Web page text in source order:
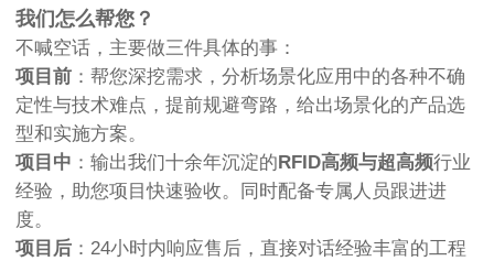
我们怎么帮您？
不喊空话，主要做三件具体的事：
项目前 ：帮您深挖需求，分析场景化应用中的各种不确
定性与技术难点，提前规避弯路，给出场景化的产品选
型和实施方案。
项目中 ：输出我们十余年沉淀的RFID高频与超高频行业
经验，助您项目快速验收。同时配备专属人员跟进进
度。
项目后 ：24小时内响应售后，直接对话经验丰富的工程